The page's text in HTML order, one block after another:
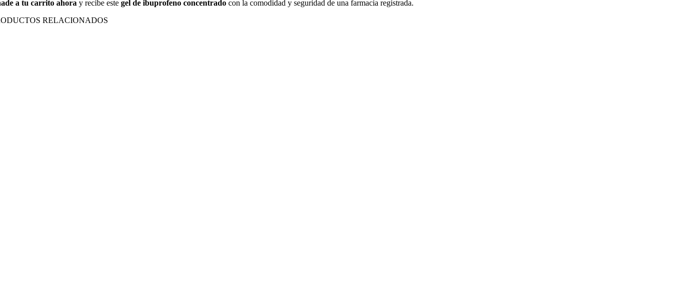
a tu carrito ahora y recibe estegel de ibuprofeno concentrado con la comodidad y seguridad de una farmacia registrada.
RELACIONADOS